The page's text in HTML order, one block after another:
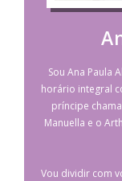
Sou Ana Paula
horário integral
príncipe
Manuella e o
Vou dividir com